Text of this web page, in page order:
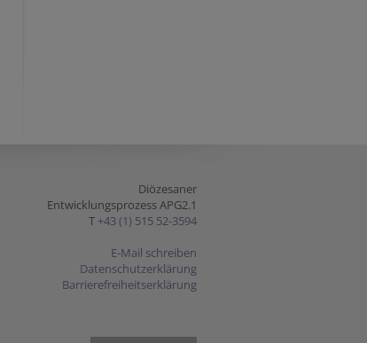
Diözesaner
Entwicklungsprozess APG2.1
T +43 (1) 515 52-3594
E-Mail schreiben
Datenschutzerklärung
Barrierefreiheitserklärung